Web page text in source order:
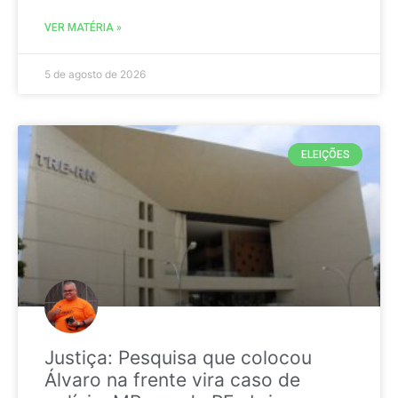
VER MATÉRIA »
5 de agosto de 2026
ELEIÇÕES
Justiça: Pesquisa que colocou
Álvaro na frente vira caso de